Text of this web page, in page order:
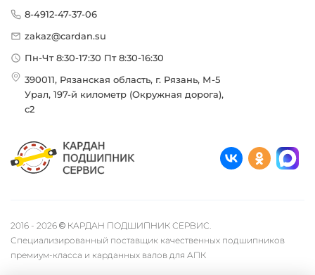
8-4912-47-37-06
zakaz@cardan.su
Пн-Чт 8:30-17:30 Пт 8:30-16:30
390011, Рязанская область, г. Рязань, М-5
Урал, 197-й километр (Окружная дорога),
с2
2016 - 2026 © КАРДАН ПОДШИПНИК СЕРВИС.
Специализированный поставщик качественных подшипников
премиум-класса и карданных валов для АПК